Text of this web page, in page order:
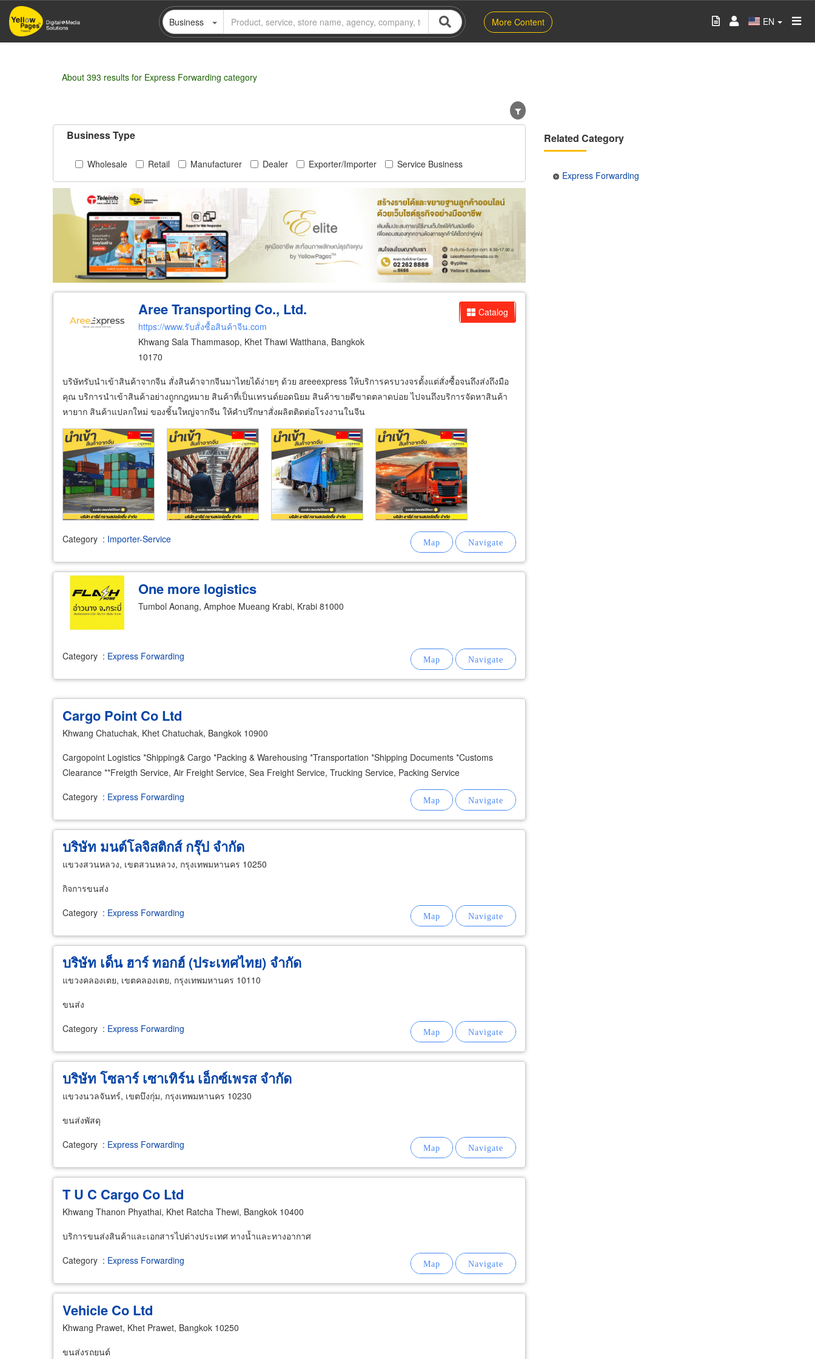
Skip
main
Business More Content EN
About 393 results for Express Forwarding category
Business Type
Wholesale Retail Manufacturer Dealer Exporter/Importer Service Business
Catalog
Aree Transporting Co., Ltd.
https://www.รับสั่งซื้อสินค้าจีน.com
Khwang Sala Thammasop, Khet Thawi Watthana, Bangkok
10170
บริษัทรับนำเข้าสินค้าจากจีน สั่งสินค้าจากจีนมาไทยได้ง่ายๆ ด้วย areeexpress ให้บริการครบวงจรตั้งแต่สั่งซื้อจนถึงส่งถึงมือ
คุณ บริการนำเข้าสินค้าอย่างถูกกฎหมาย สินค้าที่เป็นเทรนด์ยอดนิยม สินค้าขายดีขาดตลาดบ่อย ไปจนถึงบริการจัดหาสินค้า
หายาก สินค้าแปลกใหม่ ของชิ้นใหญ่จากจีน ให้คำปรึกษาสั่งผลิตติดต่อโรงงานในจีน
Category : Importer-Service
One more logistics
Tumbol Aonang, Amphoe Mueang Krabi, Krabi 81000
Category : Express Forwarding
Cargo Point Co Ltd
Khwang Chatuchak, Khet Chatuchak, Bangkok 10900
Cargopoint Logistics *Shipping& Cargo *Packing & Warehousing *Transportation *Shipping Documents *Customs
Clearance **Freigth Service, Air Freight Service, Sea Freight Service, Trucking Service, Packing Service
Category : Express Forwarding
บริษัท มนต์โลจิสติกส์ กรุ๊ป จำกัด
แขวงสวนหลวง, เขตสวนหลวง, กรุงเทพมหานคร 10250
กิจการขนส่ง
Category : Express Forwarding
บริษัท เด็น ฮาร์ ทอกฮ์ (ประเทศไทย) จำกัด
แขวงคลองเตย, เขตคลองเตย, กรุงเทพมหานคร 10110
ขนส่ง
Category : Express Forwarding
บริษัท โซลาร์ เซาเทิร์น เอ็กซ์เพรส จำกัด
แขวงนวลจันทร์, เขตบึงกุ่ม, กรุงเทพมหานคร 10230
ขนส่งพัสดุ
Category : Express Forwarding
T U C Cargo Co Ltd
Khwang Thanon Phyathai, Khet Ratcha Thewi, Bangkok 10400
บริการขนส่งสินค้าและเอกสารไปต่างประเทศ ทางน้ำและทางอากาศ
Category : Express Forwarding
Vehicle Co Ltd
Khwang Prawet, Khet Prawet, Bangkok 10250
ขนส่งรถยนต์
Related Category
Express Forwarding